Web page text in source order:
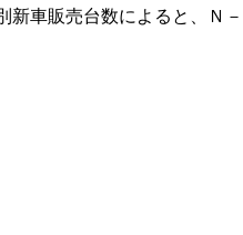
新車販売台数によると、Ｎ－